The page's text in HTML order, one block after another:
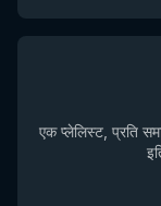
एक प्लेलिस्ट, प्रति